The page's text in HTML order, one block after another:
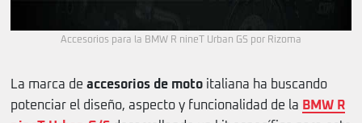
Accesorios para la BMW R nineT Urban GS por Rizoma
La marca de accesorios de moto italiana ha buscando
potenciar el diseño, aspecto y funcionalidad de la BMW R